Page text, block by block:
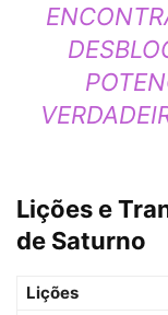
Lições e
de Saturno
Lições